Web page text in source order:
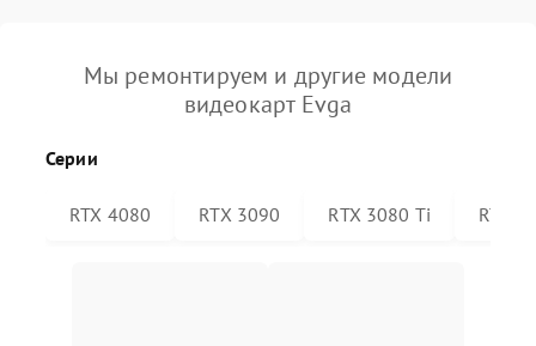
Мы ремонтируем и другие модели
видеокарт Evga
Серии
RTX 4080 RTX 3090 RTX 3080 Ti RTX